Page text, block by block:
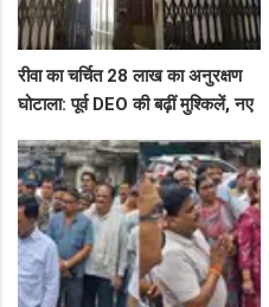
रीवा का चर्चित 28 लाख का अनुरक्षण
घोटाला: पूर्व DEO की बढ़ीं मुश्किलें, नए